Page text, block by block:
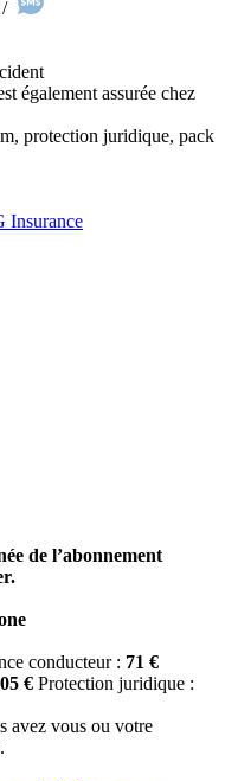
/
également assurée chez
protection juridique, pack
Insurance
de l’abonnement
conducteur : 71 €
€ Protection juridique :
avez vous ou votre